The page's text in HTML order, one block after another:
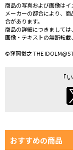
商品の写真および画像はイ
メーカーの都合により、
合があります。
商品の詳細につきましては
画像・テキストの無断転載
©窪岡俊之 THE
「
おすすめの商品